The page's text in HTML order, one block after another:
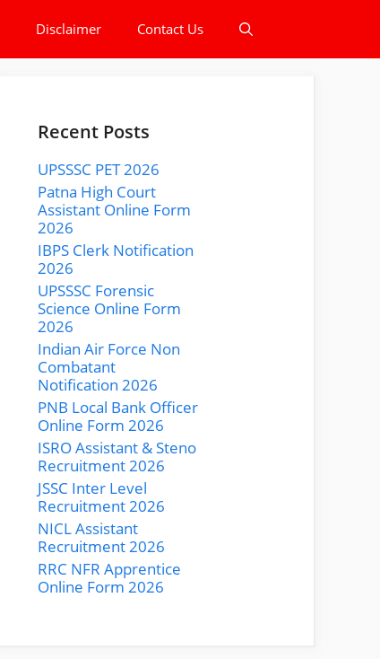
Disclaimer Contact Us
Recent Posts
UPSSSC PET 2026
Patna High Court
Assistant Online Form
2026
IBPS Clerk Notification
2026
UPSSSC Forensic
Science Online Form
2026
Indian Air Force Non
Combatant
Notification 2026
PNB Local Bank Officer
Online Form 2026
ISRO Assistant & Steno
Recruitment 2026
JSSC Inter Level
Recruitment 2026
NICL Assistant
Recruitment 2026
RRC NFR Apprentice
Online Form 2026